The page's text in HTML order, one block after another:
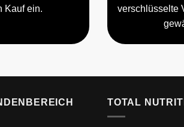
Kauf ein.
verschlüsselte
TOTAL